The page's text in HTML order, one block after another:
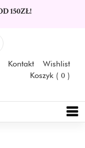
150ZŁ!
Kontakt
Wishlist
Koszyk ( 0)